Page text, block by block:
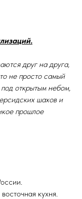
друг на друга,
не просто самый
открытым небом,
шахов и
прошлое
кухня.